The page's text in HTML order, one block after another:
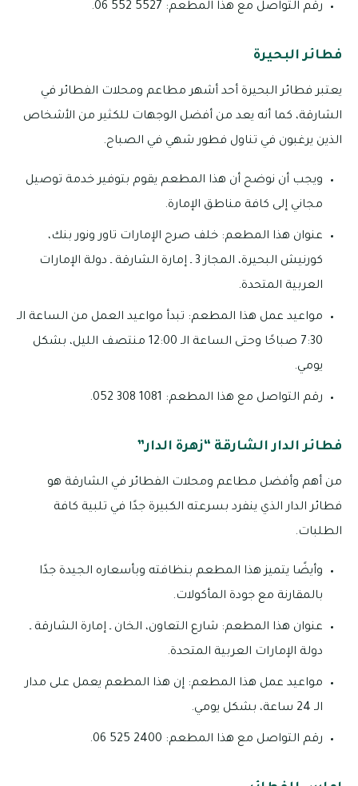
رقم التواصل مع هذا المطعم: 5527 552 06.
فطائر البحيرة
يعتبر فطائر البحيرة أحد أشهر مطاعم ومحلات الفطائر في
الشارقة، كما أنه يعد من أفضل الوجهات للكثير من الأشخاص
الذين يرغبون في تناول فطور شهي في الصباح.
ويجب أن نوضح أن هذا المطعم يقوم بتوفير خدمة توصيل
مجاني إلى كافة مناطق الإمارة.
عنوان هذا المطعم: خلف صرح الإمارات تاور ونور بنك،
كورنيش البحيرة، المجاز 3 ـ إمارة الشارقة ـ دولة الإمارات
العربية المتحدة.
مواعيد عمل هذا المطعم: تبدأ مواعيد العمل من الساعة الـ
7:30 صباحًا وحتى الساعة الـ 12:00 منتصف الليل، بشكل
يومي.
رقم التواصل مع هذا المطعم: 1081 308 052.
فطائر الدار الشارقة “زهرة الدار”
من أهم وأفضل مطاعم ومحلات الفطائر في الشارقة هو
فطائر الدار الذي ينفرد بسرعته الكبيرة جدًا في تلبية كافة
الطلبات.
وأيضًا يتميز هذا المطعم بنظافته وبأسعاره الجيدة جدًا
بالمقارنة مع جودة المأكولات.
عنوان هذا المطعم: شارع التعاون، الخان ـ إمارة الشارقة ـ
دولة الإمارات العربية المتحدة.
مواعيد عمل هذا المطعم: إن هذا المطعم يعمل على مدار
الـ 24 ساعة، بشكل يومي.
رقم التواصل مع هذا المطعم: 2400 525 06.